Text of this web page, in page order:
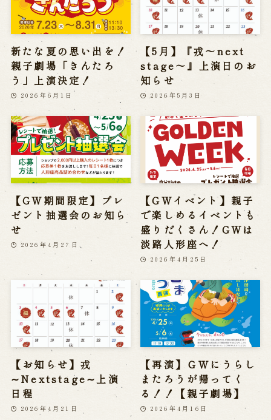
新たな夏の思い出を！
親子劇場「きんたろ
う」上演決定！
2026年6月1日
【5月】『戎～next
stage～』上演日のお
知らせ
2026年5月3日
【GW期間限定】プレ
ゼント抽選会のお知ら
せ
2026年4月27日
【GWイベント】親子
で楽しめるイベントも
盛りだくさん！GWは
淡路人形座へ！
2026年4月25日
【お知らせ】戎
∼Nextstage∼上演
日程
2026年4月21日
【再演】ＧＷにうらし
またろうが帰ってく
る！！【親子劇場】
2026年4月16日